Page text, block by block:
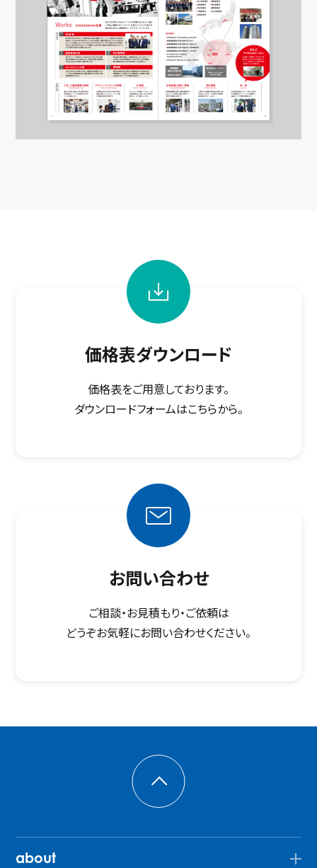
価格表ダウンロード
価格表をご用意しております。
ダウンロードフォームはこちらから。
お問い合わせ
ご相談・お見積もり・ご依頼は
どうぞお気軽にお問い合わせください。
about